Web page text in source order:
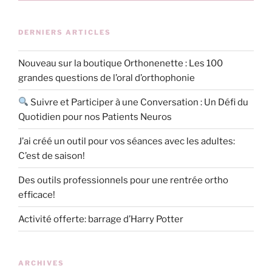
DERNIERS ARTICLES
Nouveau sur la boutique Orthonenette : Les 100
grandes questions de l’oral d’orthophonie
Suivre et Participer à une Conversation : Un Défi du
Quotidien pour nos Patients Neuros
J’ai créé un outil pour vos séances avec les adultes:
C’est de saison!
Des outils professionnels pour une rentrée ortho
efficace!
Activité offerte: barrage d’Harry Potter
ARCHIVES